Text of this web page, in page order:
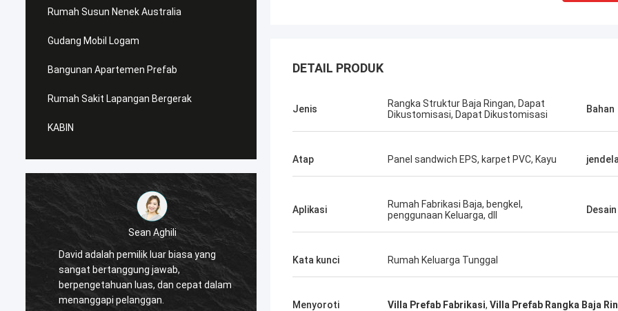
Rumah Susun Nenek Australia
Gudang Mobil Logam
Bangunan Apartemen Prefab
Rumah Sakit Lapangan Bergerak
KABIN
Sean Aghili
David adalah pemilik luar biasa yang
sangat bertanggung jawab,
berpengetahuan luas, dan cepat dalam
menanggapi pelanggan.
Michael Cairns
Saya sangat merekomendasikan David
dari Deep Blue Smarthouse untuk orang
berbingkai baja yang dapat dikirim ke
DETAIL PRODUK
Jenis
Rangka Struktur Baja Ringan, Dapat
Dikustomisasi, Dapat Dikustomisasi
Bahan
Atap Panel sandwich EPS, karpet PVC, Kayu
Aplikasi
Rumah Fabrikasi Baja, bengkel,
penggunaan Keluarga, dll
Desain
Kata kunci Rumah Keluarga Tunggal
Menyoroti Villa Prefab Fabrikasi, Villa Prefab Rangka Baja